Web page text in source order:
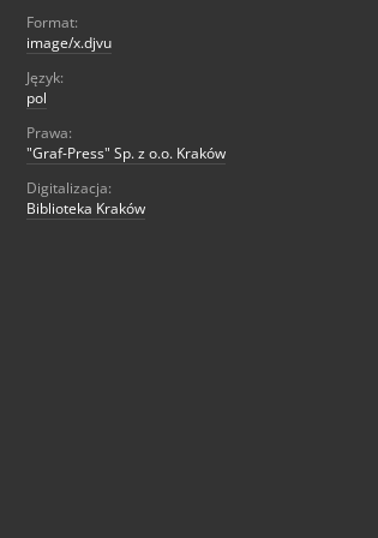
Format:
image/x.djvu
Język:
pol
Prawa:
"Graf-Press" Sp. z o.o. Kraków
Digitalizacja:
Biblioteka Kraków